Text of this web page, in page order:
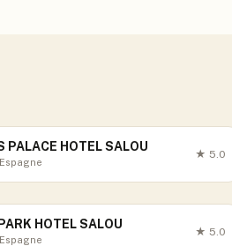
PALACE HOTEL SALOU
★ 5.0
HOTEL SALOU
★ 5.0